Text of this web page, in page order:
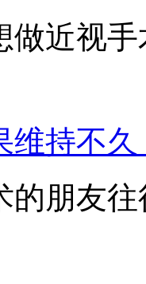
做近视
维持不
的朋友